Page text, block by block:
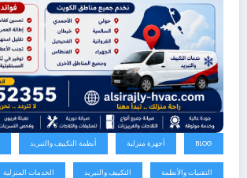
BLOG أجهزة منزلية أنظمة التكييف والتبريد
التقنيات والأنظمة التكييف والتبريد الخدمات المنزلية